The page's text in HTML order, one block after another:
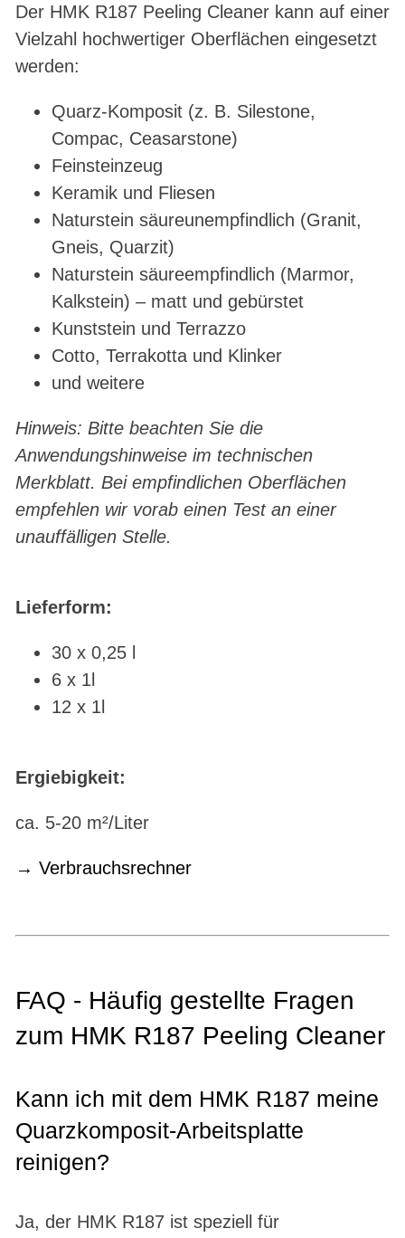
Der HMK R187 Peeling Cleaner kann auf einer
Vielzahl hochwertiger Oberflächen eingesetzt
werden:
Quarz-Komposit (z. B. Silestone,
Compac, Ceasarstone)
Feinsteinzeug
Keramik und Fliesen
Naturstein säureunempfindlich (Granit,
Gneis, Quarzit)
Naturstein säureempfindlich (Marmor,
Kalkstein) – matt und gebürstet
Kunststein und Terrazzo
Cotto, Terrakotta und Klinker
und weitere
Hinweis: Bitte beachten Sie die
Anwendungshinweise im technischen
Merkblatt. Bei empfindlichen Oberflächen
empfehlen wir vorab einen Test an einer
unauffälligen Stelle.
Lieferform:
30 x 0,25 l
6 x 1l
12 x 1l
Ergiebigkeit:
ca. 5-20 m²/Liter
Verbrauchsrechner
FAQ - Häufig gestellte Fragen
zum HMK R187 Peeling Cleaner
Kann ich mit dem HMK R187 meine
Quarzkomposit-Arbeitsplatte
reinigen?
Ja, der HMK R187 ist speziell für